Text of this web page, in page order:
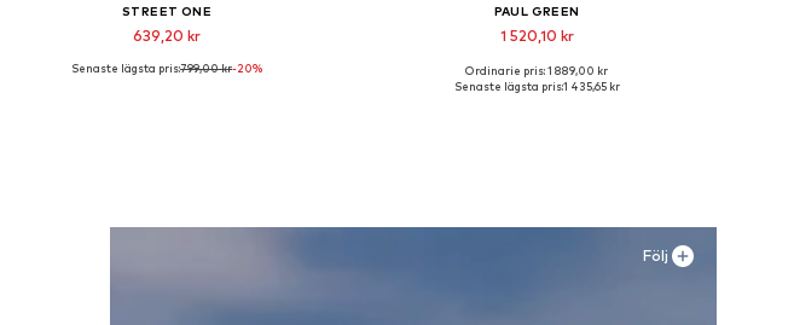
STREET ONE
639,20 kr
Tillgänglig i många storlekar
Senaste lägsta pris:799,00 kr-20%
PAUL GREEN
1 520,10 kr
Tillgängliga storlekar: 38, 43
Ordinarie pris: 1 889,00 kr
Senaste lägsta pris:1 435,65 kr
Följ